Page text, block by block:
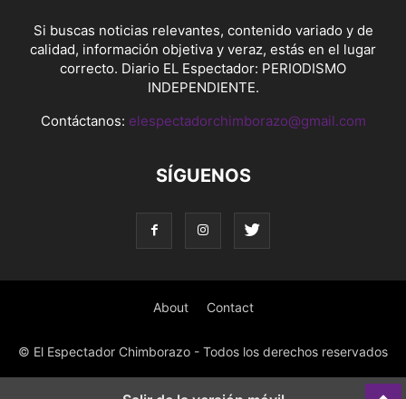
Si buscas noticias relevantes, contenido variado y de
calidad, información objetiva y veraz, estás en el lugar
correcto. Diario EL Espectador: PERIODISMO
INDEPENDIENTE.
Contáctanos: elespectadorchimborazo@gmail.com
SÍGUENOS
About Contact
© El Espectador Chimborazo - Todos los derechos reservados